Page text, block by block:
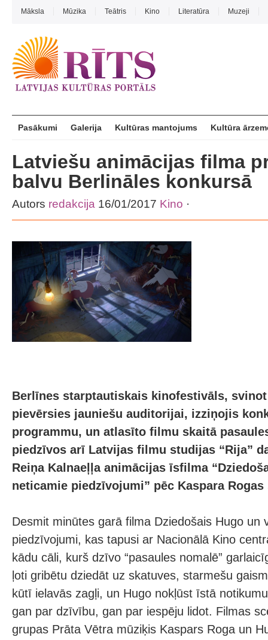
Māksla Mūzika Teātris Kino Literatūra Muzeji
Pasākumi Galerija Kultūras mantojums Kultūra
Latviešu animācijas filma
balvu Berlināles konkursā
Autors redakcija 16/01/2017 Kino ·
Berlīnes starptautiskais kinofestivāls,
pievērsies jauniešu auditorijai, izziņojis
programmu, un atlasīto filmu skaitā
piedzīvos arī Latvijas filmu studijas “Rija”
Reiņa Kalnaeļļa animācijas īsfilma
neticamie piedzīvojumi” pēc Kaspara
Desmit minūtes garā filma Dziedošais Hugo un
piedzīvojumi, kas tapusi ar Nacionālā Kino
kādu cāli, kurš dzīvo “pasaules nomalē”
ļoti gribētu dziedāt uz skatuves, starmešu
kūtī ielavās zagļi, un Hugo nokļūst īstā
gan par dzīvību, gan par iespēju lidot. Filmas
grupas Prāta Vētra mūziķis Kaspars Roga un